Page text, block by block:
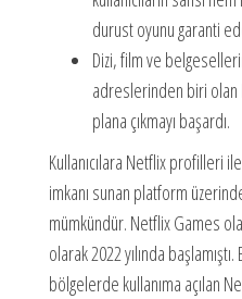
durust oyunu garanti
Dizi, film ve
adreslerinden biri olan
plana çıkmayı başardı.
Kullanıcılara Netflix profilleri
imkanı sunan platform
mümkündür. Netflix Games
olarak 2022 yılında başlamıştı.
bölgelerde kullanıma açılan